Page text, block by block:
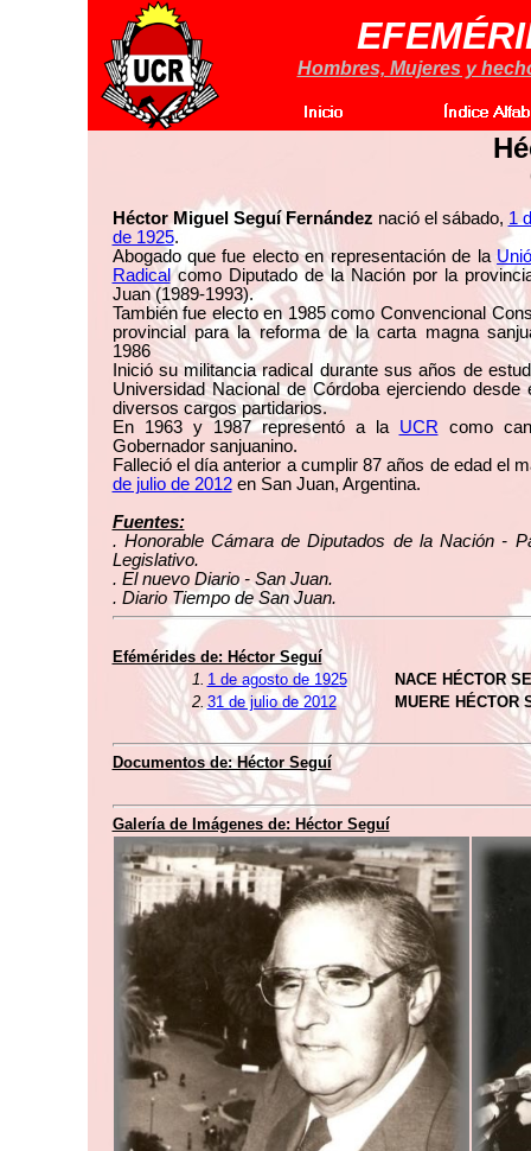
Hombres, Mujeres y
Héctor Miguel Seguí Fernández nació el sábado, 1
de 1925.
Abogado que fue electo en representación de la
Radicalcomo Diputado de la Nación por la
Juan (1989-1993).
También fue electo en 1985 como Convencional
provincial para la reforma de la carta magna
1986
Inició su militancia radical durante sus años de
Universidad Nacional de Córdoba ejerciendo desde
diversos cargos partidarios.
En 1963 y 1987 representó a la UCR como
Gobernador sanjuanino.
Falleció el día anterior a cumplir 87 años de edad el
de julio de 2012en San Juan, Argentina.
Fuentes:
. Honorable Cámara de Diputados de la Nación -
Legislativo.
. El nuevo Diario - San Juan.
. Diario Tiempo de San Juan.
Efémérides de: Héctor Seguí
1. 1 de agosto de 1925
NACE HÉCTOR
2. 31 de julio de 2012 MUERE HÉCTOR
Documentos de: Héctor Seguí
Galería de Imágenes de: Héctor Seguí